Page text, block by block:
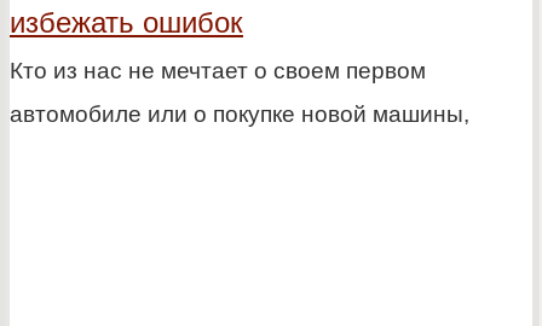
избежать ошибок
Кто из нас не мечтает о своем первом
автомобиле или о покупке новой машины,